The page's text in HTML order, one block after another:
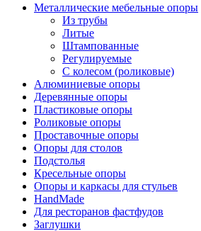
Металлические мебельные опоры
Из трубы
Литые
Штампованные
Регулируемые
С колесом (роликовые)
Алюминиевые опоры
Деревянные опоры
Пластиковые опоры
Роликовые опоры
Проставочные опоры
Опоры для столов
Подстолья
Кресельные опоры
Опоры и каркасы для стульев
HandMade
Для ресторанов фастфудов
Заглушки